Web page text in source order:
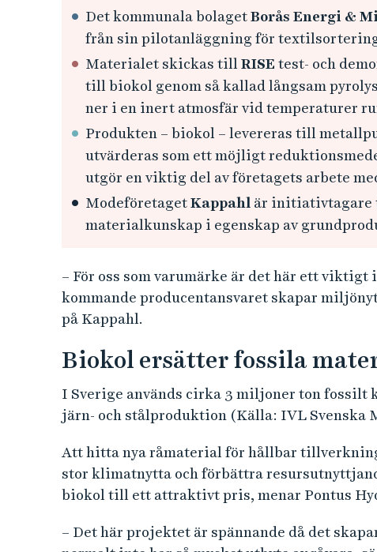
Det kommunala bolagetBorås Energi &
från sin pilotanläggning för
Materialet skickas till RISE test- och
till biokol genom så kallad långsam
ner i en inert atmosfär vid temperaturer
Produkten – biokol – levereras till
utvärderas som ett möjligt
utgör en viktig del av företagets arbete
ModeföretagetKappahl är initiativtagare
materialkunskap i egenskap av
– För oss som varumärke är det här ett
kommande producentansvaret skapar
på Kappahl.
Biokol ersätter fossila
I Sverige används cirka 3 miljoner ton fossilt
järn- och stålproduktion (Källa: IVL
Att hitta nya råmaterial för hållbar
stor klimatnytta och förbättra
biokol till ett attraktivt pris, menar Pontus
– Det här projektet är spännande då det